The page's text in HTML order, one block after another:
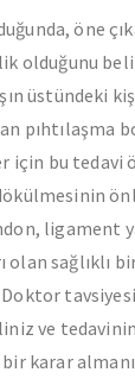
öne
olduğunu
üstündeki
pıhtılaşma
için bu tedavi
ligament
sağlıklı
ve
karar